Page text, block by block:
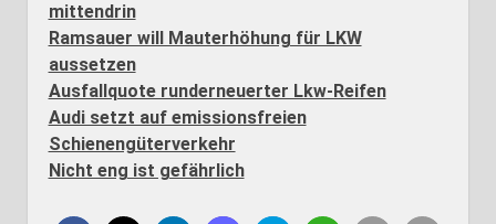
mittendrin
Ramsauer will Mauterhöhung für LKW
aussetzen
Ausfallquote runderneuerter Lkw-Reifen
Audi setzt auf emissionsfreien
Schienengüterverkehr
Nicht eng ist gefährlich